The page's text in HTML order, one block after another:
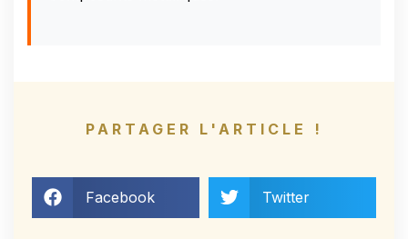
PARTAGER L'ARTICLE !
Facebook Twitter